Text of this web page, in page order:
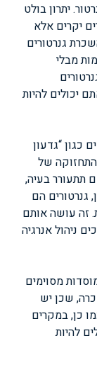
יתרון בולט
יקרים אלא
גנרטורים
מבלי
יכולים להיות
כגון “גדעון
התחזוקה של
תתעורר בעיה,
הם
זה עושה אותם
ניהול אנרגיה
מסוימים
שכן יש
כן, במקרים
להיות